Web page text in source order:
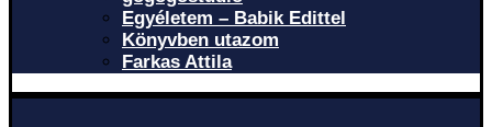
Egyéletem – Babik Edittel
Könyvben utazom
Farkas Attila